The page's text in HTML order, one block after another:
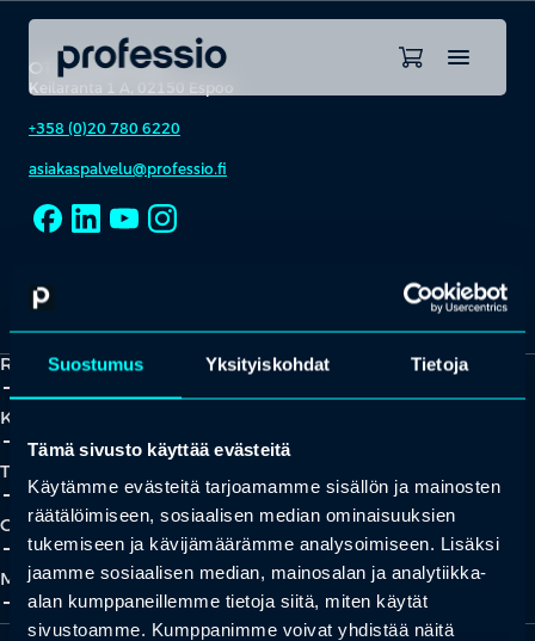
Suostumus Yksityiskohdat Tietoja
Tämä sivusto käyttää evästeitä
Käytämme evästeitä tarjoamamme sisällön ja mainosten
räätälöimiseen, sosiaalisen median ominaisuuksien
tukemiseen ja kävijämäärämme analysoimiseen. Lisäksi
jaamme sosiaalisen median, mainosalan ja analytiikka-
alan kumppaneillemme tietoja siitä, miten käytät
sivustoamme. Kumppanimme voivat yhdistää näitä
OTA YHTEYTTÄ
Keilaranta 1 A, 02150 Espoo
+358 (0)20 780 6220
asiakaspalvelu@professio.fi
Yhteistyökumppaniksi?
Ratkaisut
add_2close
Koulutukset
add_2close
Tapahtumat
add_2 close
Oivallukset
add_2close
Meistä
add_2close